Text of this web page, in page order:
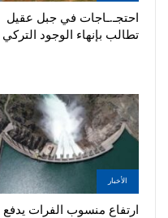
احتجـ.ـاجات في جبل عقيل
تطالب بإنهاء الوجود التركي
الأخبار
ارتفاع منسوب الفرات يدفع